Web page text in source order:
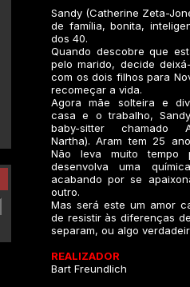
Sandy (Catherine Zeta-
de família, bonita,
dos 40.
Quando descobre que
pelo marido, decide
com os dois filhos para
recomeçar a vida.
Agora mãe solteira e
casa e o trabalho,
baby-sitter chamado
Nartha). Aram tem 25
Não leva muito tempo
desenvolva uma
acabando por se
outro.
Mas será este um amor
de resistir às diferenças
separam, ou algo
REALIZADOR
Bart Freundlich